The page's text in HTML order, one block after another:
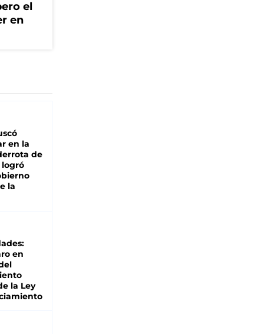
el
en
en la
de
logró
la
en
la Ley